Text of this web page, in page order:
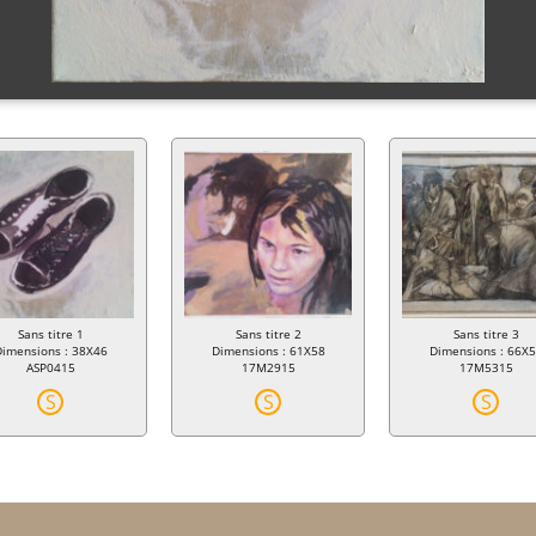
Sans titre 1
: 38X46
ASP0415
S
Sans titre 2
Dimensions : 61X58
17M2915
S
Sans titre 3
Dimensions :
17M5315
S